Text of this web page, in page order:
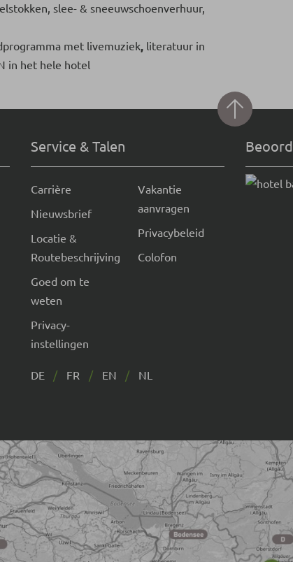
slee- & sneeuwschoenverhuur,
met livemuziek, literatuur in
in het hele hotel
Service & Talen
Carrière
Nieuwsbrief
Locatie &
Routebeschrijving
Goed om te
weten
Privacy-
instellingen
Vakantie
aanvragen
Privacybeleid
Colofon
DE FR EN NL